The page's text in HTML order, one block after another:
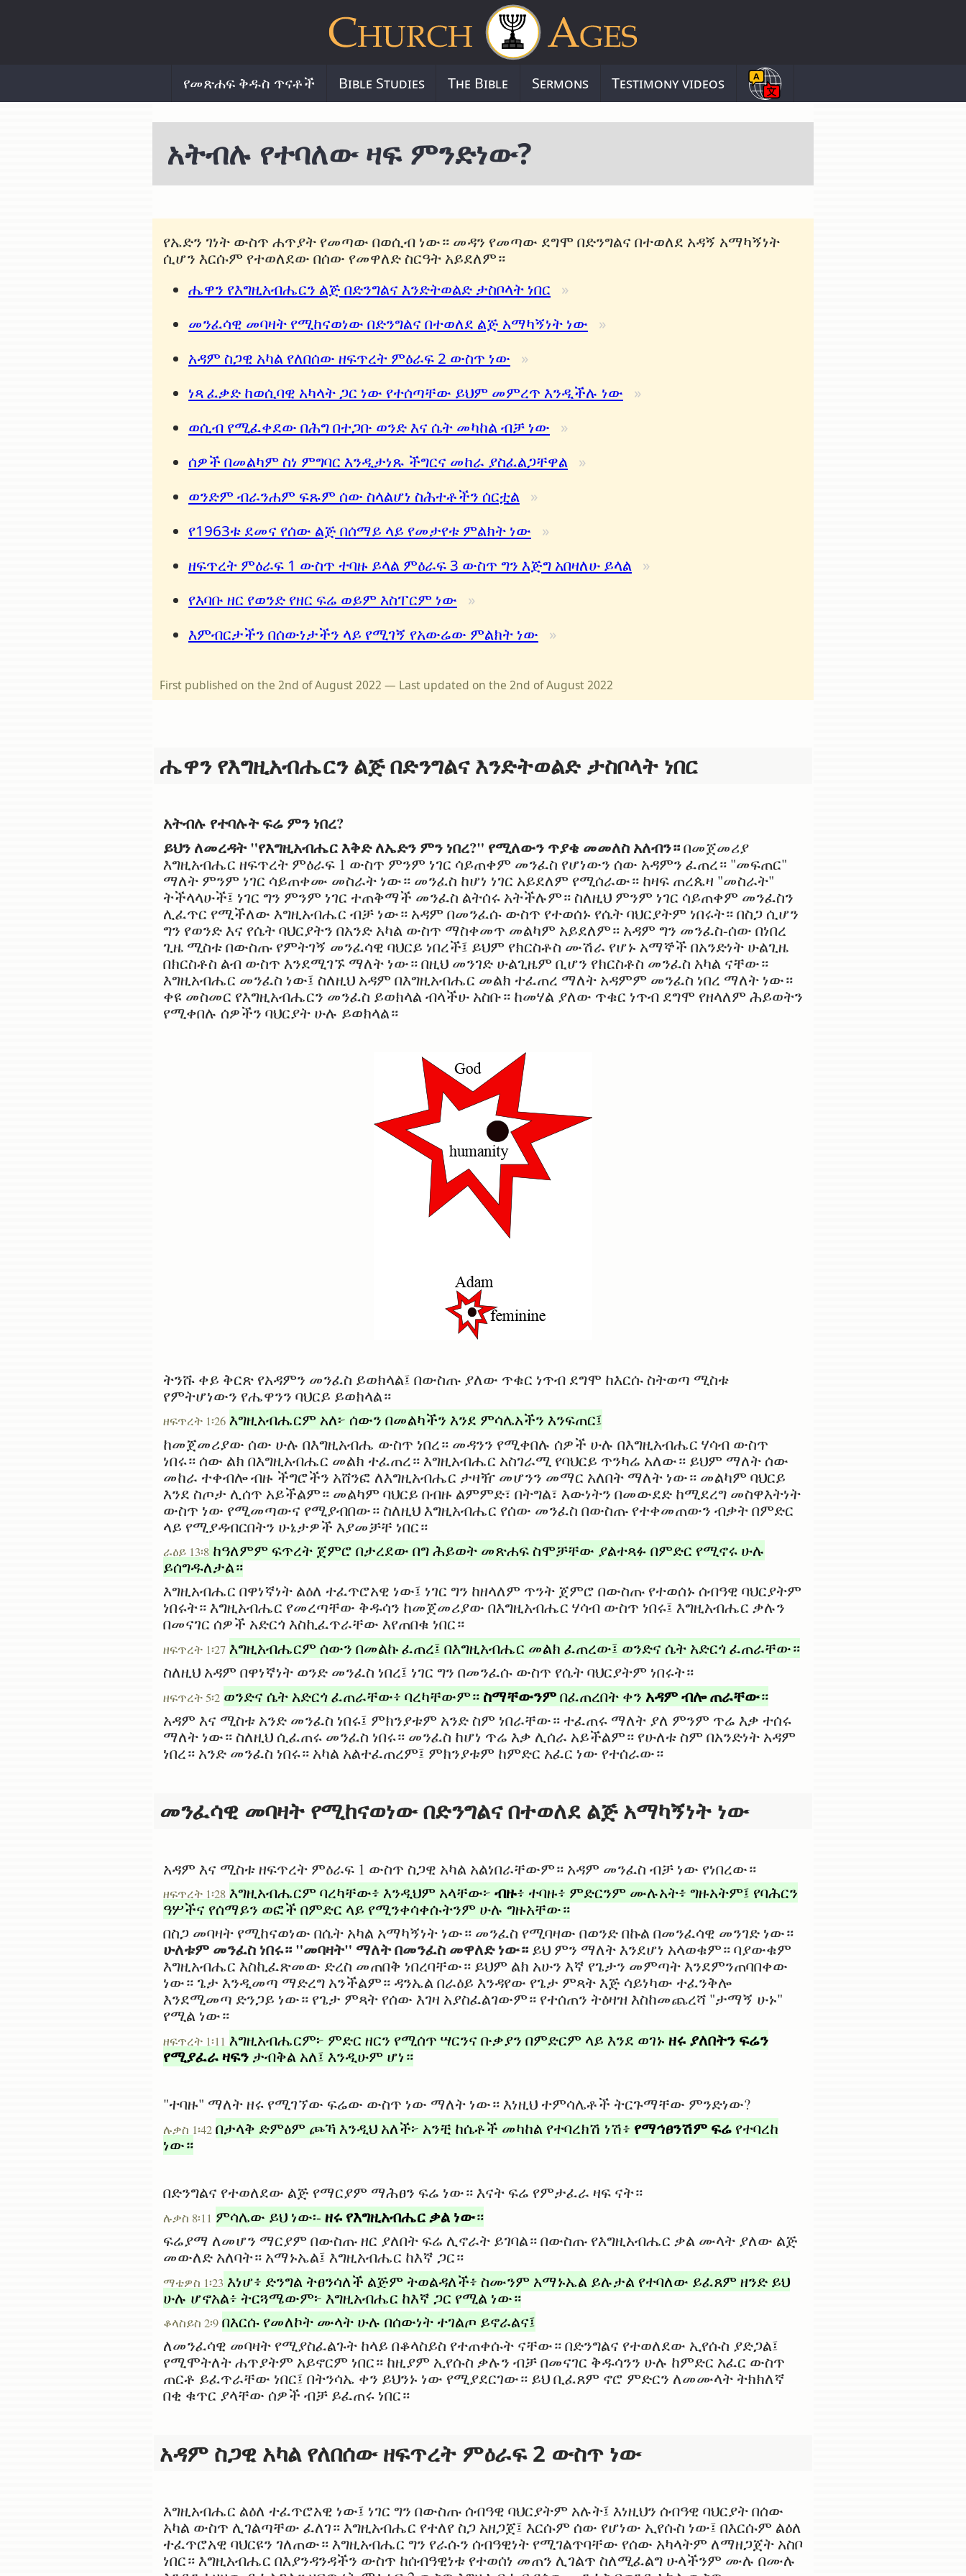
የመጽሐፍ ቅዱስ ጥናቶች Bible Studies The Bible Sermons Testimony videos
አትብሉ የተባለው ዛፍ ምንድነው?
የኤድን ገነት ውስጥ ሐጥያት የመጣው በወሲብ ነው። መዳን የመጣው ደግሞ በድንግልና በተወለደ አዳኝ አማካኝነት
ሲሆን እርሱም የተወለደው በሰው የመዋለድ ስርዓት አይደለም።
ሔዋን የእግዚአብሔርን ልጅ በድንግልና እንድትወልድ ታስቦላት ነበር
መንፈሳዊ መባዛት የሚከናወነው በድንግልና በተወለደ ልጅ አማካኝነት ነው
አዳም ስጋዊ አካል የለበሰው ዘፍጥረት ምዕራፍ 2 ውስጥ ነው
ነጻ ፈቃድ ከወሲባዊ አካላት ጋር ነው የተሰጣቸው ይህም መምረጥ እንዲችሉ ነው
ወሲብ የሚፈቀደው በሕግ በተጋቡ ወንድ እና ሴት መካከል ብቻ ነው
ሰዎች በመልካም ስነ ምግባር እንዲታነጹ ችግርና መከራ ያስፈልጋቸዋል
ወንድም ብራንሐም ፍጹም ሰው ስላልሆነ ስሕተቶችን ሰርቷል
የ1963ቱ ደመና የሰው ልጅ በሰማይ ላይ የመታየቱ ምልክት ነው
ዘፍጥረት ምዕራፍ 1 ውስጥ ተባዙ ይላል ምዕራፍ 3 ውስጥ ግን እጅግ አበዛለሁ ይላል
የእባቡ ዘር የወንድ የዘር ፍሬ ወይም እስፐርም ነው
እምብርታችን በሰውነታችን ላይ የሚገኝ የአውሬው ምልክት ነው
First published on the 2nd of August 2022 — Last updated on the 2nd of August 2022
ሔዋን የእግዚአብሔርን ልጅ በድንግልና እንድትወልድ ታስቦላት ነበር
አትብሉ የተባሉት ፍሬ ምን ነበረ?
ይህን ለመረዳት "የእግዚአብሔር እቅድ ለኤድን ምን ነበረ?" የሚለውን ጥያቄ መመለስ አለብን።በመጀመሪያ
እግዚአብሔር ዘፍጥረት ምዕራፍ 1 ውስጥ ምንም ነገር ሳይጠቀም መንፈስ የሆነውን ሰው አዳምን ፈጠረ። "መፍጠር"
ማለት ምንም ነገር ሳይጠቀሙ መስራት ነው። መንፈስ ከሆነ ነገር አይደለም የሚሰራው። ከዛፍ ጠረጴዛ "መስራት"
ትችላላሁች፤ ነገር ግን ምንም ነገር ተጠቅማች መንፈስ ልትሰሩ አትችሉም። ስለዚህ ምንም ነገር ሳይጠቀም መንፈስን
ሊፈጥር የሚችለው እግዚአብሔር ብቻ ነው። አዳም በመንፈሱ ውስጥ የተወሰኑ የሴት ባህርያትም ነበሩት። በስጋ ሲሆን
ግን የወንድ እና የሴት ባህርያትን በአንድ አካል ውስጥ ማስቀመጥ መልካም አይደለም። አዳም ግን መንፈስ-ሰው በነበረ
ጊዜ ሚስቱ በውስጡ የምትገኝ መንፈሳዊ ባህርይ ነበረች፤ ይህም የክርስቶስ ሙሽራ የሆኑ አማኞች በአንድነት ሁልጊዜ
በክርስቶስ ልብ ውስጥ እንደሚገኙ ማለት ነው። በዚህ መንገድ ሁልጊዜም ቢሆን የክርስቶስ መንፈስ አካል ናቸው።
እግዚአብሔር መንፈስ ነው፤ ስለዚህ አዳም በእግዚአብሔር መልክ ተፈጠረ ማለት አዳምም መንፈስ ነበረ ማለት ነው።
ቀዩ መስመር የእግዚአብሔርን መንፈስ ይወክላል ብላችሁ አስቡ። ከመሃል ያለው ጥቁር ነጥብ ደግሞ የዘላለም ሕይወትን
የሚቀበሉ ሰዎችን ባህርያት ሁሉ ይወክላል።
ትንሹ ቀይ ቅርጽ የአዳምን መንፈስ ይወክላል፤ በውስጡ ያለው ጥቁር ነጥብ ደግሞ ከእርሱ ስትወጣ ሚስቱ
የምትሆነውን የሔዋንን ባህርይ ይወክላል።
ዘፍጥረት 1፡26 እግዚአብሔርም አለ፦ ሰውን በመልካችን እንደ ምሳሌአችን እንፍጠር፤
ከመጀመሪያው ሰው ሁሉ በእግዚአብሔ ውስጥ ነበረ። መዳንን የሚቀበሉ ሰዎች ሁሉ በእግዚአብሔር ሃሳብ ውስጥ
ነበሩ። ሰው ልክ በእግዚአብሔር መልክ ተፈጠረ። እግዚአብሔር አስገራሚ የባህርይ ጥንካሬ አለው። ይህም ማለት ሰው
መከራ ተቀብሎ ብዙ ችግሮችን አሸንፎ ለእግዚአብሔር ታዛዥ መሆንን መማር አለበት ማለት ነው። መልካም ባህርይ
እንደ ስጦታ ሊሰጥ አይችልም። መልካም ባህርይ በብዙ ልምምድ፣ በትግል፣ እውነትን በመውደድ ከሚደረግ መስዋእትነት
ውስጥ ነው የሚመጣውና የሚያብበው። ስለዚህ እግዚአብሔር የሰው መንፈስ በውስጡ የተቀመጠውን ብቃት በምድር
ላይ የሚያዳብርበትን ሁኔታዎች እያመቻቸ ነበር።
ራዕይ 13፡8 ከዓለምም ፍጥረት ጀምሮ በታረደው በግ ሕይወት መጽሐፍ ስሞቻቸው ያልተጻፉ በምድር የሚኖሩ ሁሉ
ይሰግዱለታል።
እግዚአብሔር በዋነኛነት ልዕለ ተፈጥሮአዊ ነው፤ ነገር ግን ከዘላለም ጥንት ጀምሮ በውስጡ የተወሰኑ ሰብዓዊ ባህርያትም
ነበሩት። እግዚአብሔር የመረጣቸው ቅዱሳን ከመጀመሪያው በእግዚአብሔር ሃሳብ ውስጥ ነበሩ፤ እግዚአብሔር ቃሉን
በመናገር ሰዎች አድርጎ እስኪፈጥራቸው እየጠበቁ ነበር።
ዘፍጥረት 1፡27 እግዚአብሔርም ሰውን በመልኩ ፈጠረ፤ በእግዚአብሔር መልክ ፈጠረው፤ ወንድና ሴት አድርጎ ፈጠራቸው።
ስለዚህ አዳም በዋነኛነት ወንድ መንፈስ ነበረ፤ ነገር ግን በመንፈሱ ውስጥ የሴት ባህርያትም ነበሩት።
ዘፍጥረት 5፡2 ወንድና ሴት አድርጎ ፈጠራቸው፥ ባረካቸውም። ስማቸውንምበፈጠረበት ቀን አዳም ብሎ ጠራቸው።
አዳም እና ሚስቱ አንድ መንፈስ ነበሩ፤ ምክንያቱም አንድ ስም ነበራቸው። ተፈጠሩ ማለት ያለ ምንም ጥሬ እቃ ተሰሩ
ማለት ነው። ስለዚህ ሲፈጠሩ መንፈስ ነበሩ። መንፈስ ከሆነ ጥሬ እቃ ሊሰራ አይችልም። የሁለቱ ስም በአንድነት አዳም
ነበረ። አንድ መንፈስ ነበሩ። አካል አልተፈጠረም፤ ምክንያቱም ከምድር አፈር ነው የተሰራው።
መንፈሳዊ መባዛት የሚከናወነው በድንግልና በተወለደ ልጅ አማካኝነት ነው
አዳም እና ሚስቱ ዘፍጥረት ምዕራፍ 1 ውስጥ ስጋዊ አካል አልነበራቸውም። አዳም መንፈስ ብቻ ነው የነበረው።
ዘፍጥረት 1፡28 እግዚአብሔርም ባረካቸው፥ እንዲህም አላቸው፦ ብዙ፥ ተባዙ፥ ምድርንም ሙሉአት፥ ግዙአትም፤ የባሕርን
ዓሦችና የሰማይን ወፎች በምድር ላይ የሚንቀሳቀሱትንም ሁሉ ግዙአቸው።
በስጋ መባዛት የሚከናወነው በሴት አካል አማካኝነት ነው። መንፈስ የሚባዛው በወንድ በኩል በመንፈሳዊ መንገድ ነው።
ሁለቱም መንፈስ ነበሩ። "መባዛት" ማለት በመንፈስ መዋለድ ነው። ይህ ምን ማለት እንደሆነ አላወቁም። ባያውቁም
እግዚአብሔር እስኪፈጽመው ድረስ መጠበቅ ነበረባቸው። ይህም ልክ አሁን እኛ የጌታን መምጣት እንደምንጠባበቀው
ነው። ጌታ እንዲመጣ ማድረግ አንችልም። ዳንኤል በራዕይ እንዳየው የጌታ ምጻት እጅ ሳይነካው ተፈንቅሎ
እንደሚመጣ ድንጋይ ነው። የጌታ ምጻት የሰው እገዛ አያስፈልገውም። የተሰጠን ትዕዛዝ እስከመጨረሻ "ታማኝ ሁኑ"
የሚል ነው።
ዘፍጥረት 1፡11 እግዚአብሔርም፦ ምድር ዘርን የሚሰጥ ሣርንና ቡቃያን በምድርም ላይ እንደ ወገኑ ዘሩ ያለበትን ፍሬን
የሚያፈራ ዛፍን ታብቅል አለ፤ እንዲሁም ሆነ።
"ተባዙ" ማለት ዘሩ የሚገኘው ፍሬው ውስጥ ነው ማለት ነው። እነዚህ ተምሳሌቶች ትርጉማቸው ምንድነው?
ሉቃስ 1፡42 በታላቅ ድምፅም ጮኻ እንዲህ አለች፦ አንቺ ከሴቶች መካከል የተባረክሽ ነሽ፥ የማኅፀንሽም ፍሬ የተባረከ
ነው።
በድንግልና የተወለደው ልጅ የማርያም ማሕፀን ፍሬ ነው። እናት ፍሬ የምታፈራ ዛፍ ናት።
ሉቃስ 8፡11 ምሳሌው ይህ ነው፡- ዘሩ የእግዚአብሔር ቃል ነው።
ፍሬያማ ለመሆን ማርያም በውስጡ ዘር ያለበት ፍሬ ሊኖራት ይገባል። በውስጡ የእግዚአብሔር ቃል ሙላት ያለው ልጅ
መውለድ አለባት። አማኑኤል፤ እግዚአብሔር ከእኛ ጋር።
ማቴዎስ 1፡23 እነሆ፥ ድንግል ትፀንሳለች ልጅም ትወልዳለች፥ ስሙንም አማኑኤል ይሉታል የተባለው ይፈጸም ዘንድ ይህ
ሁሉ ሆኖአል፥ ትርጓሜውም፦ እግዚአብሔር ከእኛ ጋር የሚል ነው።
ቆላስይስ 2፡9 በእርሱ የመለኮት ሙላት ሁሉ በሰውነት ተገልጦ ይኖራልና፤
ለመንፈሳዊ መባዛት የሚያስፈልጉት ከላይ በቆላስይስ የተጠቀሱት ናቸው። በድንግልና የተወለደው ኢየሱስ ያድጋል፤
የሚሞትለት ሐጥያትም አይኖርም ነበር። ከዚያም ኢየሱስ ቃሉን ብቻ በመናገር ቅዱሳንን ሁሉ ከምድር አፈር ውስጥ
ጠርቶ ይፈጥራቸው ነበር፤ በትንሳኤ ቀን ይህንኑ ነው የሚያደርገው። ይህ ቢፈጸም ኖሮ ምድርን ለመሙላት ትክክለኛ
በቂ ቁጥር ያላቸው ሰዎች ብቻ ይፈጠሩ ነበር።
አዳም ስጋዊ አካል የለበሰው ዘፍጥረት ምዕራፍ 2 ውስጥ ነው
እግዚአብሔር ልዕለ ተፈጥሮአዊ ነው፤ ነገር ግን በውስጡ ሰብዓዊ ባህርያትም አሉት፤ እነዚህን ሰብዓዊ ባህርያት በሰው
አካል ውስጥ ሊገልጣቸው ፈለገ። እግዚአብሔር የተለየ ስጋ አዘጋጀ፤ እርሱም ሰው የሆነው ኢየሱስ ነው፤ በእርሱም ልዕለ
ተፈጥሮአዊ ባህርዩን ገለጠው። እግዚአብሔር ግን የራሱን ሰብዓዊነት የሚገልጥባቸው የሰው አካላትም ለማዘጋጀት አስቦ
ነበር። እግዚአብሔር በእያንዳንዳችን ውስጥ ከሰብዓዊነቱ የተወሰነ መጠን ሊገልጥ ስለሚፈልግ ሁላችንም ሙሉ በሙሉ